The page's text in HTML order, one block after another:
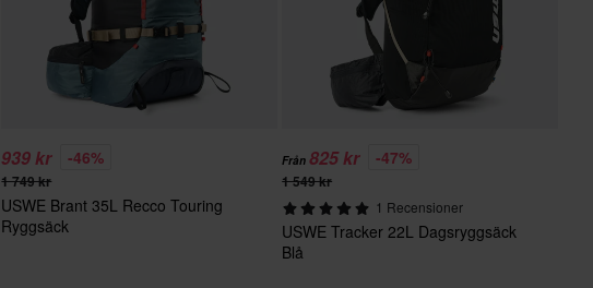
939 kr -46%
1 749 kr
USWE Brant 35L Recco Touring
Ryggsäck
Från825 kr -47%
1 549 kr
1 Recensioner
USWE Tracker 22L Dagsryggsäck
Blå